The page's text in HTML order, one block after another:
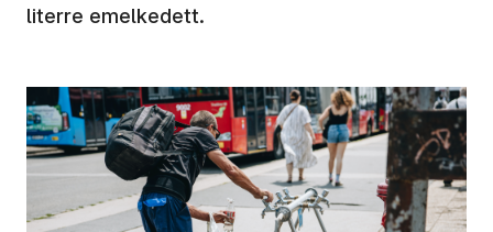
literre emelkedett.